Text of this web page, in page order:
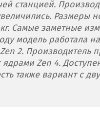
станцией.
Размеры
кг. Самые заметные
модель работала
2. Производитель
ядрами Zen 4.
также вариант с